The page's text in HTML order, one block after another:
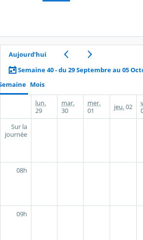
Aujourd’hui
Semaine 40 - du 29 Septembre au 05
Mois
lun.
29
mar.
30
mer.
01
jeu.02
Sur la
journée
08h
09h